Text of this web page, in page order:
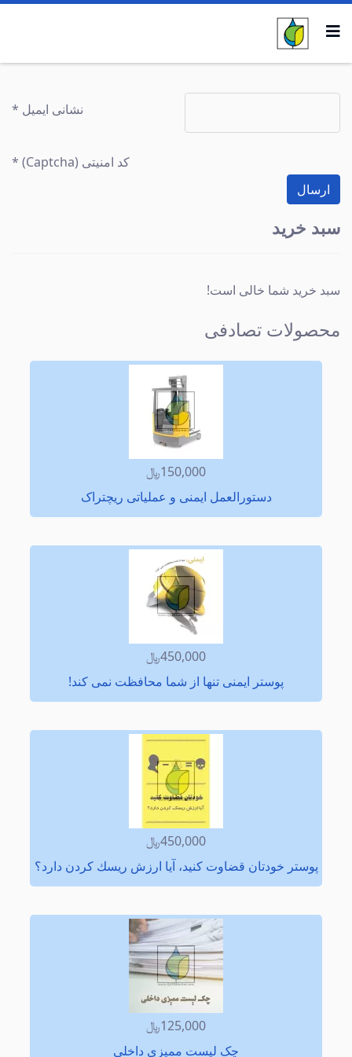
نشانی ایمیل *
کد امنیتی (Captcha)
*
ارسال
سبد خرید
سبد خرید شما خالی است!
محصولات تصادفی
150,000﷼
دستورالعمل ایمنی و عملیاتی ریچتراک
450,000﷼
پوستر ایمنی تنها از شما محافظت نمی كند!
450,000﷼
پوستر خودتان قضاوت كنید، آیا ارزش ریسك كردن دارد؟
125,000﷼
چک لیست ممیزی داخلی